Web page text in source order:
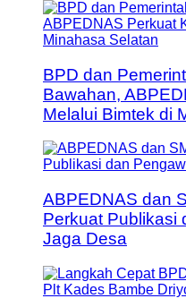
BPD dan
Bawahan,
Melalui Bimtek di
ABPEDNAS dan
Perkuat Publikasi
Jaga Desa